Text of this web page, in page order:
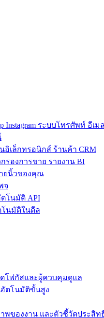
ระบบโทรศัพท์ อีเมล
อิเล็กทรอนิกส์ ร้านค้า CRM
รองการขาย รายงาน BI
ยนิ้วของคุณ
จ
โนมัติ API
โนมัติในดีล
โฟกัสและผู้ควบคุมดูแล
ตโนมัติขั้นสูง
พของงาน และตัวชี้วัดประสิท